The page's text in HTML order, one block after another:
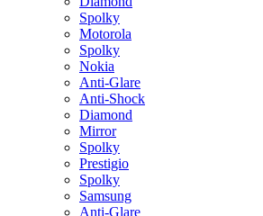
Spolky
Motorola
Spolky
Nokia
Anti-Glare
Anti-Shock
Diamond
Mirror
Spolky
Prestigio
Spolky
Samsung
Anti-Glare